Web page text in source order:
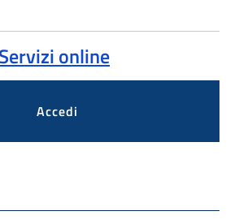
Servizi online
Accedi
INTERESSARE